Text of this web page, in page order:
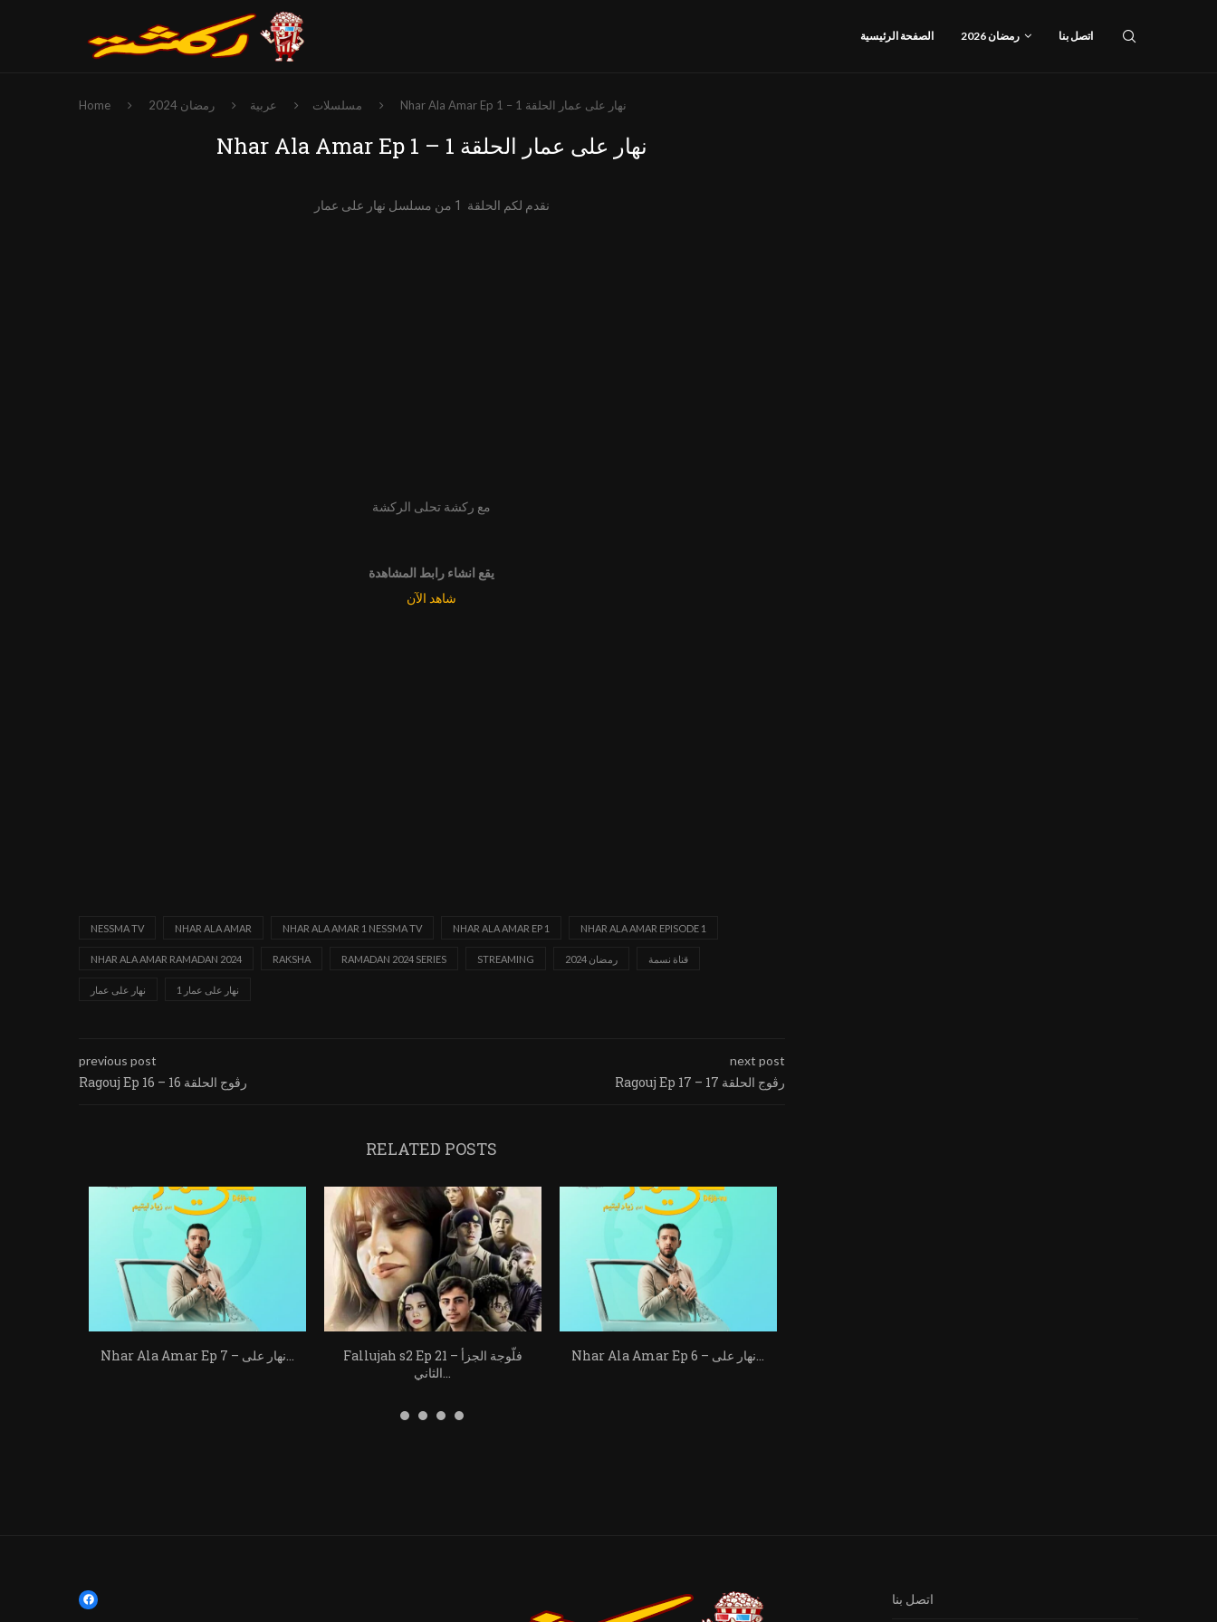
الصفحة الرئيسية رمضان 2026 اتصل بنا
Home مسلسلات عربية رمضان 2024 Nhar Ala Amar Ep 1 – نهار على عمار الحلقة 1
Nhar Ala Amar Ep 1 – نهار على عمار الحلقة 1
نقدم لكم الحلقة 1 من مسلسل نهار على عمار
مع ركشة تحلى الركشة
يقع انشاء رابط المشاهدة
شاهد الآن
NESSMA TV NHAR ALA AMAR NHAR ALA AMAR 1 NESSMA TV NHAR ALA AMAR EP 1 NHAR ALA AMAR EPISODE 1
NHAR ALA AMAR RAMADAN 2024 RAKSHA RAMADAN 2024 SERIES STREAMING رمضان 2024 قناة نسمة
نهار على عمار نهار على عمار 1
previous post
Ragouj Ep 16 – رڨوج الحلقة 16
next post
Ragouj Ep 17 – رڨوج الحلقة 17
RELATED POSTS
Nhar Ala Amar Ep 7 – نهار على...
Fallujah s2 Ep 21 – فلّوجة الجزأ
الثاني...
Nhar Ala Amar Ep 6 – نهار على...
اتصل بنا